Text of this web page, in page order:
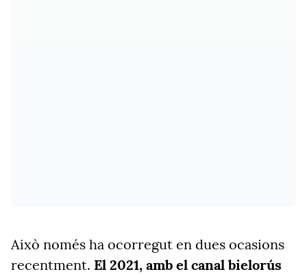
Això només ha ocorregut en dues ocasions
recentment. El 2021, amb el canal bielorús